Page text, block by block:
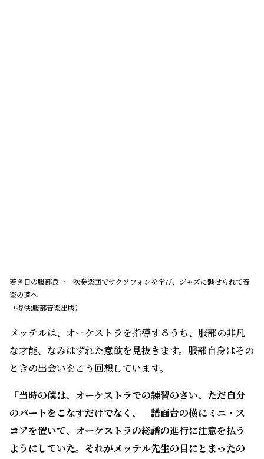
若き日の服部良一 吹奏楽団でサクソフォンを学び、ジャズに魅せられて音
楽の道へ
（提供:服部音楽出版）
メッテルは、オーケストラを指導するうち、服部の非凡
な才能、なみはずれた意欲を見抜きます。服部自身はその
ときの出会いをこう回想しています。
「当時の僕は、オーケストラでの練習のさい、ただ自分
のパートをこなすだけでなく、 譜面台の横にミニ・ス
コアを置いて、オーケストラの総譜の進行に注意を払う
ようにしていた。それがメッテル先生の目にとまったの